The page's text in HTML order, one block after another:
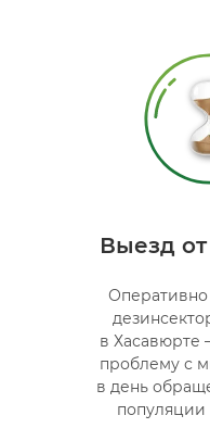
Выезд
в Хасавюрте
проблему с
в день
популяции